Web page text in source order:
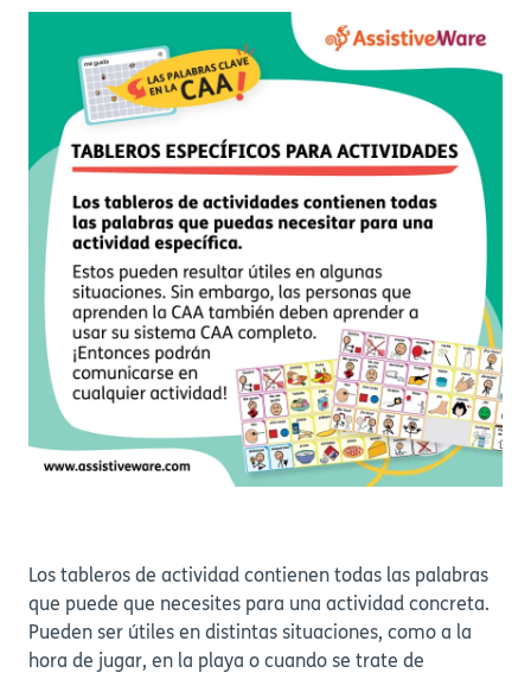
Los tableros de actividad contienen todas las palabras
que puede que necesites para una actividad concreta.
Pueden ser útiles en distintas situaciones, como a la
hora de jugar, en la playa o cuando se trate de